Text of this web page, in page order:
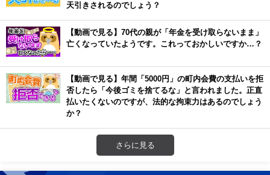
天引きされるのでしょう？
【動画で見る】70代の親が「年金を受け取らないまま」
亡くなっていたようです。これっておかしいですか…？
【動画で見る】年間「5000円」の町内会費の支払いを拒
否したら「今後ゴミを捨てるな」と言われました。正直
払いたくないのですが、法的な拘束力はあるのでしょう
か？
さらに見る